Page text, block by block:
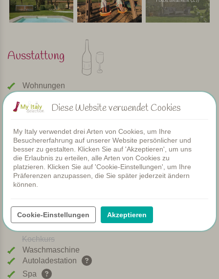
Ausstattung
Wohnungen
Restaurant
Kinderbecken
Gemeinsame Dinners
WIFI
Beheizter Pool
Frühstück
Klimaanlage
Spülmaschine
Kochkurs
Waschmaschine
Autoladestation
Spa
Diese Website verwendet Cookies
My Italy verwendet drei Arten von Cookies, um Ihre
Besuchererfahrung auf unserer Website persönlicher und
besser zu gestalten. Klicken Sie auf 'Akzeptieren', um uns
die Erlaubnis zu erteilen, alle Arten von Cookies zu
platzieren. Klicken Sie auf 'Cookie-Einstellungen', um Ihre
Präferenzen anzupassen, die Sie später jederzeit ändern
können.
Cookie-Einstellungen Akzeptieren